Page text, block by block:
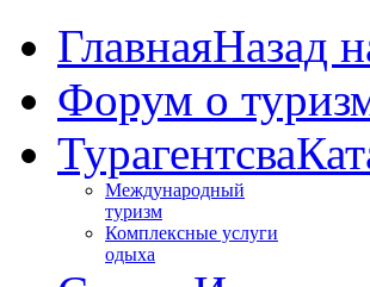
ГлавнаяНазад
Форум о
Турагентсва
Международный
туризм
Комплексные услуги
одыха